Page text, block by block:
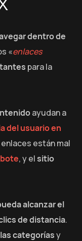
dentro de
«enlaces
para la
ayudan a
del usuario en
están mal
, y elsitio
alcanzar el
de distancia.
categoríasy